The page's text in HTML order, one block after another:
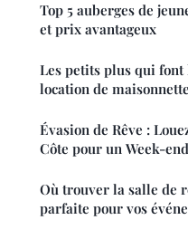
Top 5 auberges de
et prix avantageux
Les petits plus qui
location de maisonnette
Évasion de Rêve :
Côte pour un Week-
Où trouver la salle de
parfaite pour vos